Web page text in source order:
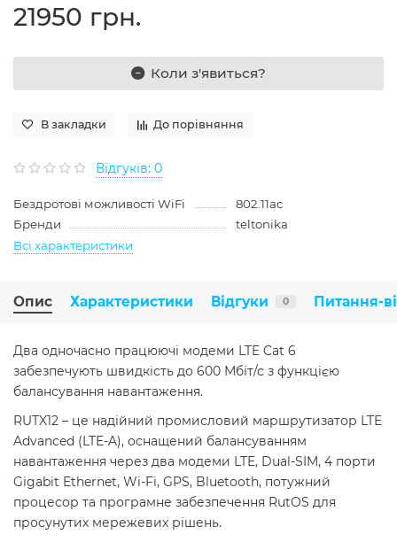
21950 грн.
Коли з'явиться?
В закладки До порівняння
Відгуків: 0
Бездротові можливості WiFi
802.11ac
Бренди
teltonika
Всі характеристики
Опис Характеристики Відгуки 0 Питання-
Два одночасно працюючі модеми LTE Cat 6
забезпечують швидкість до 600 Мбіт/с з функцією
балансування навантаження.
RUTX12 – це надійний промисловий маршрутизатор LTE
Advanced (LTE-A), оснащений балансуванням
навантаження через два модеми LTE, Dual-SIM, 4 порти
Gigabit Ethernet, Wi-Fi, GPS, Bluetooth, потужний
процесор та програмне забезпечення RutOS для
просунутих мережевих рішень.